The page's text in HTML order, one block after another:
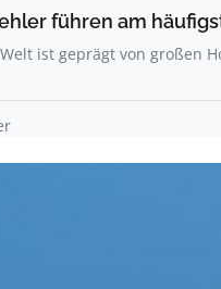
führen am
ist geprägt von großen